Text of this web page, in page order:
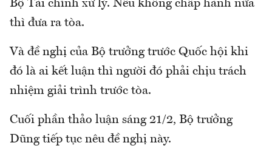
Bộ Tài chính xử lý. Nếu không chấp hành nữa
thì đưa ra tòa.
Và đề nghị của Bộ trưởng trước Quốc hội khi
đó là ai kết luận thì người đó phải chịu trách
nhiệm giải trình trước tòa.
Cuối phần thảo luận sáng 21/2, Bộ trưởng
Dũng tiếp tục nêu đề nghị này.